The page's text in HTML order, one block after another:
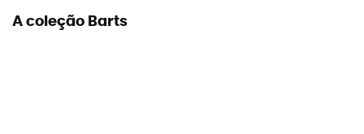
A coleção Barts